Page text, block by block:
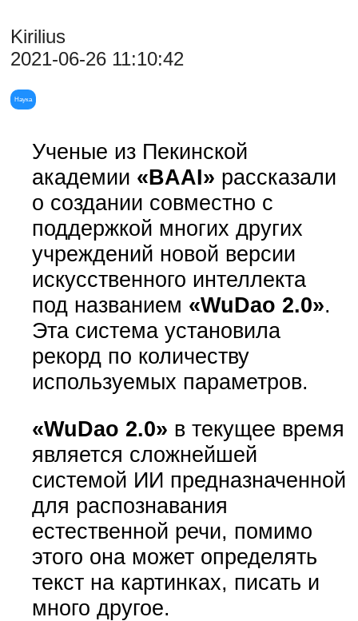
Kirilius
2021-06-26 11:10:42
Наука
Ученые из Пекинской
академии «BAAI» рассказали
о создании совместно с
поддержкой многих других
учреждений новой версии
искусственного интеллекта
под названием «WuDao 2.0».
Эта система установила
рекорд по количеству
используемых параметров.
«WuDao 2.0» в текущее время
является сложнейшей
системой ИИ предназначенной
для распознавания
естественной речи, помимо
этого она может определять
текст на картинках, писать и
много другое.